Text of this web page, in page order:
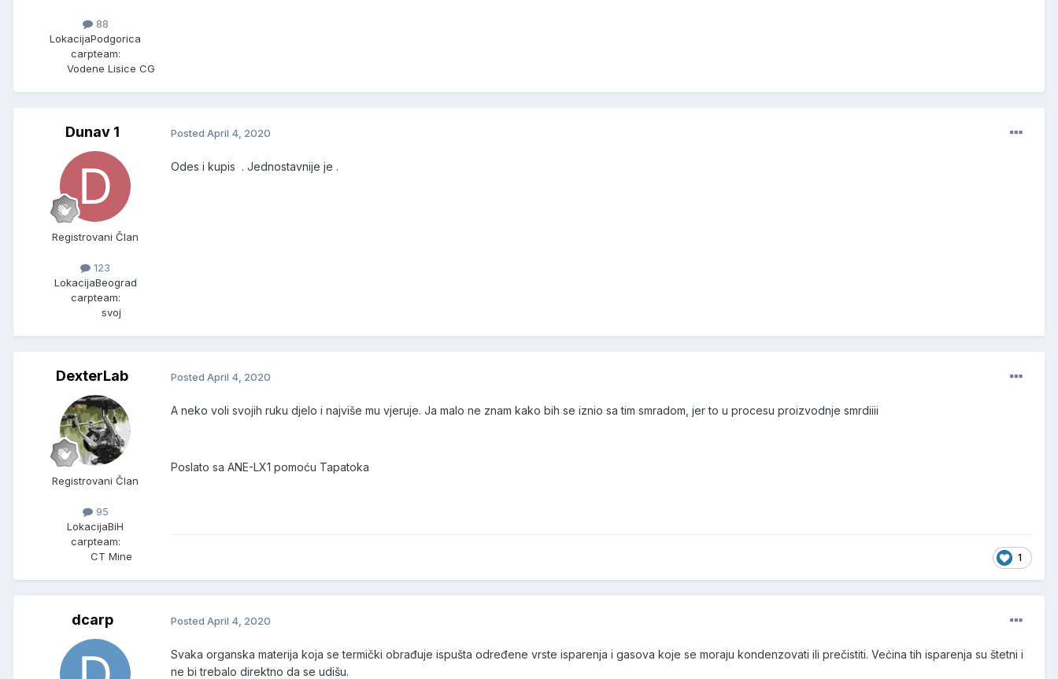
88
LokacijaPodgorica
carpteam:
Vodene Lisice CG
Dunav 1
Registrovani Član
123
LokacijaBeograd
carpteam:
svoj
Posted April 4, 2020
Odes i kupis . Jednostavnije je .
DexterLab
Registrovani Član
95
LokacijaBiH
carpteam:
CT Mine
Posted April 4, 2020
A neko voli svojih ruku djelo i najviše mu vjeruje. Ja malo ne znam kako bih se iznio sa tim smradom, jer to u procesu proizvodnje smrdiiii
Poslato sa ANE-LX1 pomoću Tapatoka
1
dcarp Posted April 4, 2020
Svaka organska materija koja se termički obrađuje ispušta određene vrste isparenja i gasova koje se moraju kondenzovati ili prečistiti. Veċina tih isparenja su štetni i
ne bi trebalo direktno da se udišu.